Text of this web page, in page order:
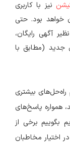
نیز با کاربری
خواهد بود. حتی
آگهی رایگان،
جدید (مطابق با
راه‌حل‌های بیشتری
همواره پاسخ‌های
بگوییم برخی از
در اختیار مخاطبان